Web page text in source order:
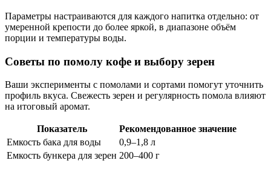
Параметры настраиваются для каждого напитка отдельно: от
умеренной крепости до более яркой, в диапазоне объём
порции и температуры воды.
Советы по помолу кофе и выбору зерен
Ваши эксперименты с помолами и сортами помогут уточнить
профиль вкуса. Свежесть зерен и регулярность помола влияют
на итоговый аромат.
Показатель
Рекомендованное значение
Емкость бака для воды
0,9–1,8 л
Емкость бункера для зерен 200–400 г